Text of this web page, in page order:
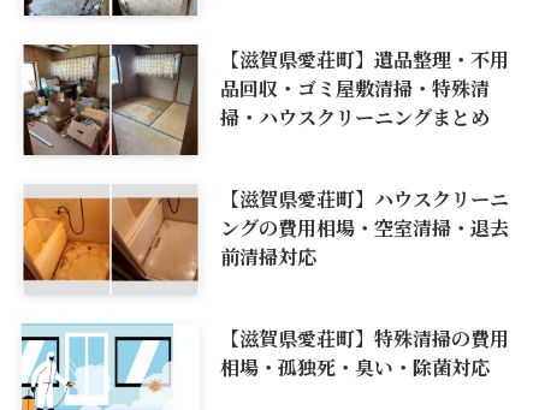
【滋賀県愛荘町】遺品整理・不用
品回収・ゴミ屋敷清掃・特殊清
掃・ハウスクリーニングまとめ
【滋賀県愛荘町】ハウスクリーニ
ングの費用相場・空室清掃・退去
前清掃対応
【滋賀県愛荘町】特殊清掃の費用
相場・孤独死・臭い・除菌対応